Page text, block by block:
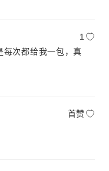
1
每次都给我一包，真
首赞